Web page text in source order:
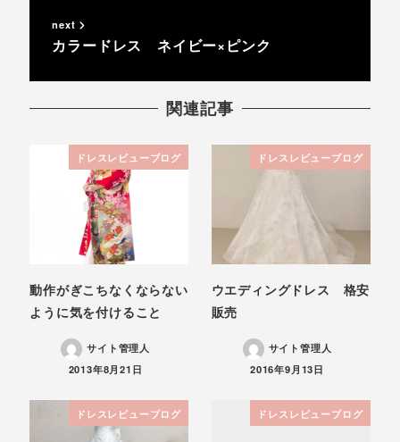
next
カラードレス ネイビー×ピンク
関連記事
ドレスレビューブログ
動作がぎこちなくならない
ように気を付けること
サイト管理人
投稿日
2013年8月21日
ドレスレビューブログ
ウエディングドレス 格安
販売
サイト管理人
投稿日
2016年9月13日
ドレスレビューブログ ドレスレビューブログ